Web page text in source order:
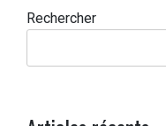
Rechercher